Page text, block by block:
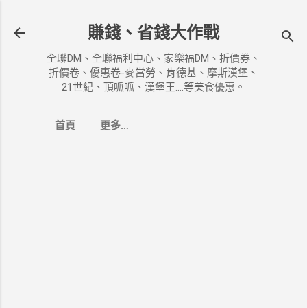
賺錢、省錢大作戰
全聯DM、全聯福利中心、家樂福DM、折價券、
折價卷、優惠卷-麥當勞、肯德基、摩斯漢堡、
21世紀、頂呱呱、漢堡王....等美食優惠。
首頁 更多…